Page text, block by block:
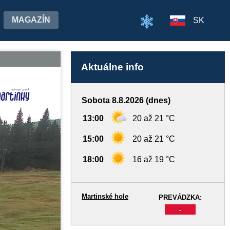
MAGAZÍN SK
Aktuálne info
Sobota 8.8.2026 (dnes)
13:00 20 až 21 °C
15:00 20 až 21 °C
18:00 16 až 19 °C
PREVÁDZKA:
-
Martinské hole